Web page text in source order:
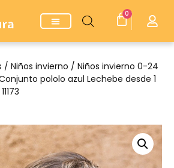
0
/ Niños invierno / Niños invierno 0-24
pololo azul Lechebe desde 1